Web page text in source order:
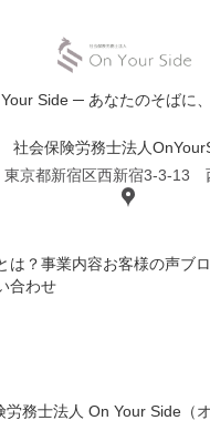
Side ─ あなたのそばに、
社会保険労務士法人
京都新宿区西新宿3-3-13
は？事業内容お客様の声ブ
合わせ
務士法人 On Your Side（